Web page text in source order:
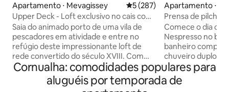
Apartamento ⋅ Mevagissey 5 de uma avaliação média de
5 (287)
Upper Deck - Loft exclusivo no cais com
estacionamento gratuito
Saia do animado porto de uma vila de
pescadores em atividade e entre no
refúgio deste impressionante loft de
rede convertido do século XVIII. Com
lindos toques de designer destacando o
charme do período, esta casa combina
os séculos XVIII e XXI perfeitamente,
Apartamento ⋅
Prensa de
com
Comece o dia
Nespresso no
banheiro
chuveiro duplo.
de Grau II, este
térreo também
pisos de madeira
Cornualha: comodidades populares para
aluguéis por temporada de